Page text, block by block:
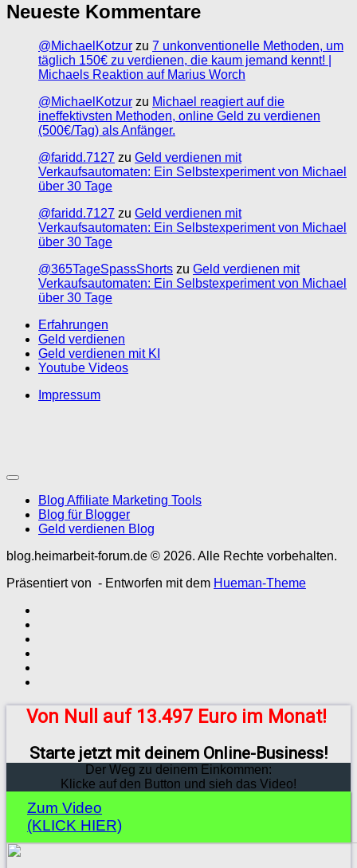
Neueste Kommentare
@MichaelKotzur zu 7 unkonventionelle Methoden, um
täglich 150€ zu verdienen, die kaum jemand kennt! |
Michaels Reaktion auf Marius Worch
@MichaelKotzur zu Michael reagiert auf die
ineffektivsten Methoden, online Geld zu verdienen
(500€/Tag) als Anfänger.
@faridd.7127 zu Geld verdienen mit
Verkaufsautomaten: Ein Selbstexperiment von Michael
über 30 Tage
@faridd.7127 zu Geld verdienen mit
Verkaufsautomaten: Ein Selbstexperiment von Michael
über 30 Tage
@365TageSpassShorts zu Geld verdienen mit
Verkaufsautomaten: Ein Selbstexperiment von Michael
über 30 Tage
Erfahrungen
Geld verdienen
Geld verdienen mit KI
Youtube Videos
Impressum
Blog Affiliate Marketing Tools
Blog für Blogger
Geld verdienen Blog
blog.heimarbeit-forum.de © 2026. Alle Rechte vorbehalten.
Präsentiert von - Entworfen mit dem Hueman-Theme
Von Null auf 13.497 Euro im Monat!
Starte jetzt mit deinem Online-Business!
Der Weg zu deinem Einkommen:
Klicke auf den Button und sieh das Video!
Zum Video
(KLICK HIER)